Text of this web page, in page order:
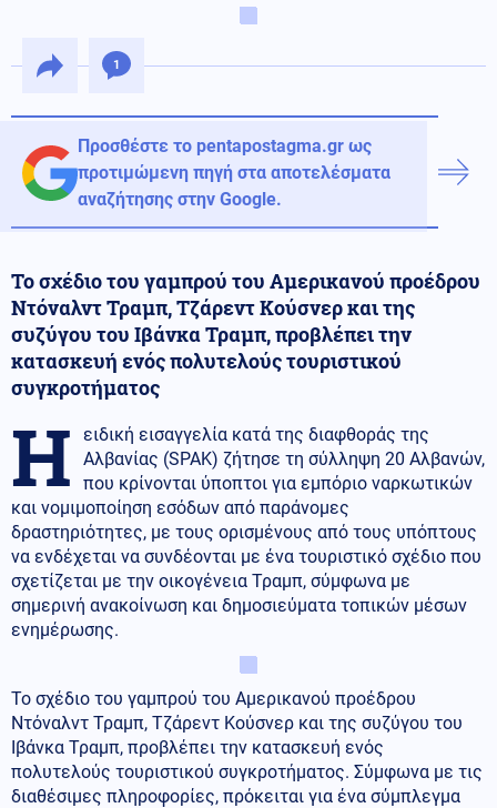
1
Προσθέστε το pentapostagma.gr ως
προτιμώμενη πηγή στα αποτελέσματα
αναζήτησης στην Google.
Το σχέδιο του γαμπρού του Αμερικανού προέδρου
Ντόναλντ Τραμπ, Τζάρεντ Κούσνερ και της
συζύγου του Ιβάνκα Τραμπ, προβλέπει την
κατασκευή ενός πολυτελούς τουριστικού
συγκροτήματος
Η
ειδική εισαγγελία κατά της διαφθοράς της
Αλβανίας (SPAK) ζήτησε τη σύλληψη 20 Αλβανών,
που κρίνονται ύποπτοι για εμπόριο ναρκωτικών
και νομιμοποίηση εσόδων από παράνομες
δραστηριότητες, με τους ορισμένους από τους υπόπτους
να ενδέχεται να συνδέονται με ένα τουριστικό σχέδιο που
σχετίζεται με την οικογένεια Τραμπ, σύμφωνα με
σημερινή ανακοίνωση και δημοσιεύματα τοπικών μέσων
ενημέρωσης.
Το σχέδιο του γαμπρού του Αμερικανού προέδρου
Ντόναλντ Τραμπ, Τζάρεντ Κούσνερ και της συζύγου του
Ιβάνκα Τραμπ, προβλέπει την κατασκευή ενός
πολυτελούς τουριστικού συγκροτήματος. Σύμφωνα με τις
διαθέσιμες πληροφορίες, πρόκειται για ένα σύμπλεγμα